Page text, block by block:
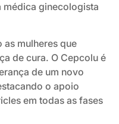
médica ginecologista
as mulheres que
de cura. O Cepcolu é
de um novo
o apoio
em todas as fases